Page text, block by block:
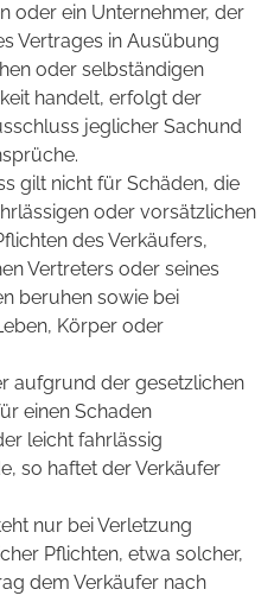
oder ein Unternehmer, der
Vertrages in Ausübung
oder selbständigen
handelt, erfolgt der
jeglicher Sachund
gilt nicht für Schäden, die
oder vorsätzlichen
des Verkäufers,
Vertreters oder seines
beruhen sowie bei
Körper oder
aufgrund der gesetzlichen
einen Schaden
leicht fahrlässig
so haftet der Verkäufer
nur bei Verletzung
Pflichten, etwa solcher,
dem Verkäufer nach